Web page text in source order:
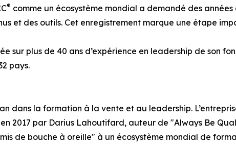
® comme un écosystème mondial a demandé des
et des outils. Cet enregistrement marque une étape
sur plus de 40 ans d’expérience en leadership de son
pays.
dans la formation à la vente et au leadership.
2017 par Darius Lahoutifard, auteur de "Always Be
de bouche à oreille" à un écosystème mondial de